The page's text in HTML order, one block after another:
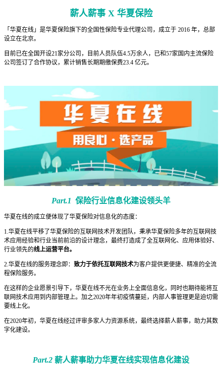
薪人薪事 X 华夏保险
「华夏在线」是华夏保险旗下的全国性保险专业代理公司，成立于 2016 年，总部
设立在北京。
目前已在全国开设21家分公司，目前人员队伍4.5万余人，已和57家国内主流保险
公司签订了合作协议，累计销售长期期缴保费23.4 亿元。
Part.1 保险行业信息化建设领头羊
华夏在线的成立便体现了华夏保险对信息化的态度：
1.华夏在线平移了华夏保险的互联网技术开发团队，秉承华夏保险多年的互联网技
术应用经验和行业当前前沿的设计理念，最终打造成了全互联网化、应用体验好、
行业领先的线上运营平台。
2.华夏在线的服务理念即： 致力于依托互联网技术为客户提供更便捷、精准的全流
程保险服务。
在这样的企业愿景引导下，华夏在线不光在业务上全面信息化，同时也期待能将互
联网技术应用到内部管理上。加之2020年年初疫情蔓延，内部人事管理更是迫切需
要线上化。
在2020年初，华夏在线经过评审多家人力资源系统，最终选择薪人薪事，助力其数
字化建设。
Part.2 薪人薪事助力华夏在线实现信息化建设